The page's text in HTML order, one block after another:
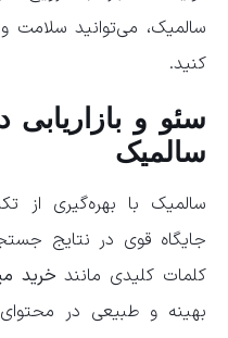
سالمیک، می‌توانید
کنید.
سئو و بازاریابی
سالمیک
سالمیک با بهره‌گیری از
جایگاه قوی در نتایج
کلمات کلیدی مانند خرید
بهینه و طبیعی در